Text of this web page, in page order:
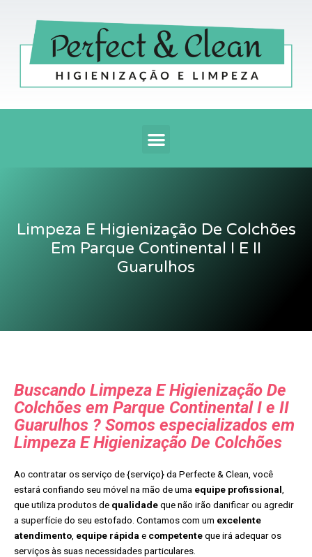
conteúdo
Menu
Limpeza E Higienização De Colchões
Em Parque Continental I E II
Guarulhos
Buscando Limpeza E Higienização De
Colchões em Parque Continental I e II
Guarulhos ? Somos especializados em
Limpeza E Higienização De Colchões
Ao contratar os serviço de {serviço} da Perfecte & Clean, você
estará confiando seu móvel na mão de uma equipe profissional
que utiliza produtos de qualidadeque não irão danificar ou agredir
a superfície do seu estofado. Contamos com um excelente
atendimento equipe rápida e competenteque irá adequar os
serviços às suas necessidades particulares.